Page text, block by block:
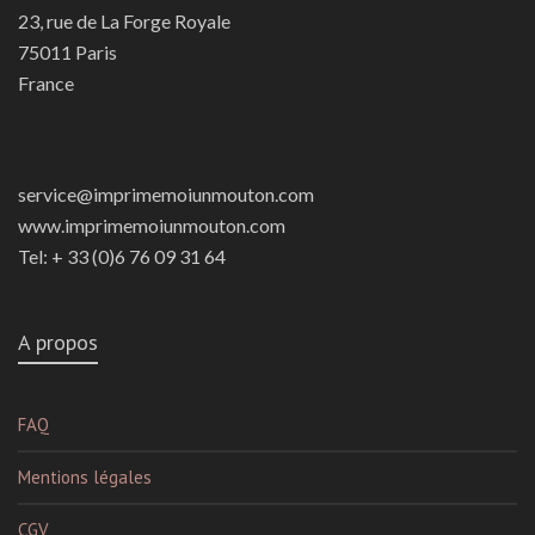
23, rue de La Forge Royale
75011 Paris
France
service@imprimemoiunmouton.com
www.imprimemoiunmouton.com
Tel: + 33 (0)6 76 09 31 64
A propos
FAQ
Mentions légales
CGV